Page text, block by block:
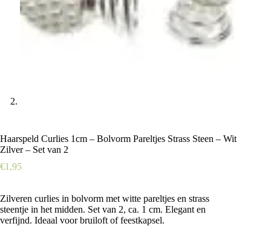
Haarspeld Curlies 1cm – Bolvorm Pareltjes Strass Steen – Wit
Zilver – Set van 2
€1,95
Zilveren curlies in bolvorm met witte pareltjes en strass
steentje in het midden. Set van 2, ca. 1 cm. Elegant en
verfijnd. Ideaal voor bruiloft of feestkapsel.